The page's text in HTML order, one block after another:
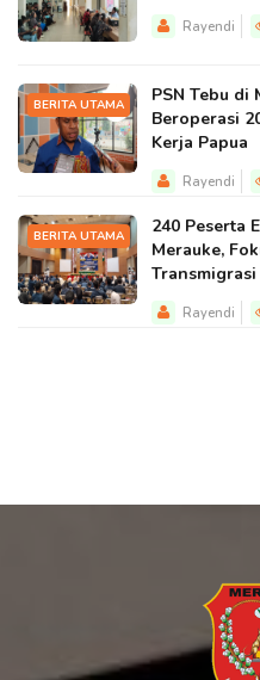
Rayendi
BERITA UTAMA
PSN Tebu di
Beroperasi
Kerja Papua
Rayendi
BERITA UTAMA
240 Peserta
Merauke,
Transmigrasi
Rayendi